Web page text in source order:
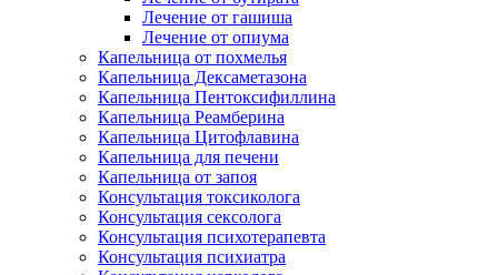
Лечение от гашиша
Лечение от опиума
Капельница от похмелья
Капельница Дексаметазона
Капельница Пентоксифиллина
Капельница Реамберина
Капельница Цитофлавина
Капельница для печени
Капельница от запоя
Консультация токсиколога
Консультация сексолога
Консультация психотерапевта
Консультация психиатра